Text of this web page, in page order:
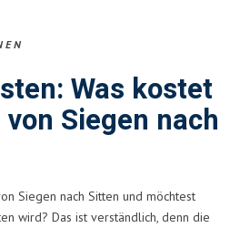
Was kostet
Siegen nach
Siegen nach Sitten und möchtest
wird? Das ist verständlich, denn die